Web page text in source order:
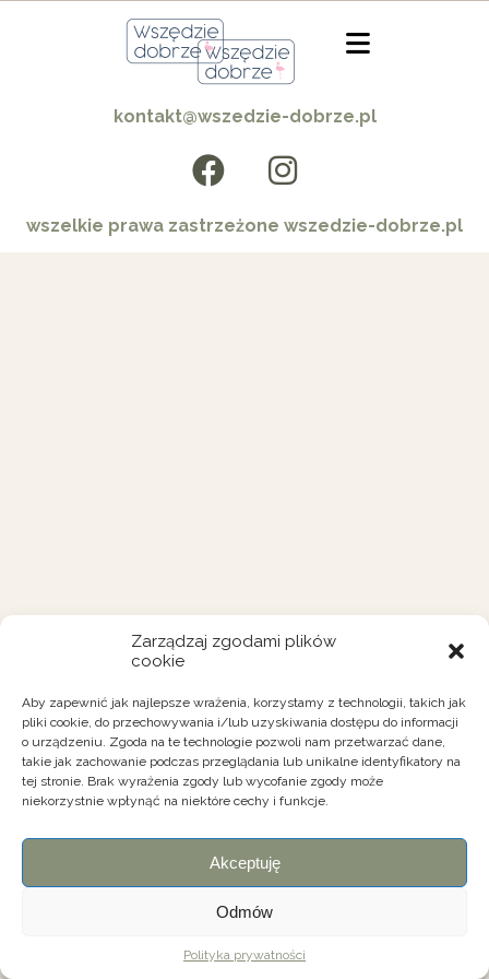
Zarządzaj zgodami plików
cookie
Aby zapewnić jak najlepsze wrażenia, korzystamy z technologii, takich jak
pliki cookie, do przechowywania i/lub uzyskiwania dostępu do informacji
o urządzeniu. Zgoda na te technologie pozwoli nam przetwarzać dane,
takie jak zachowanie podczas przeglądania lub unikalne identyfikatory na
tej stronie. Brak wyrażenia zgody lub wycofanie zgody może
niekorzystnie wpłynąć na niektóre cechy i funkcje.
Akceptuję
Odmów
Polityka prywatności
kontakt@wszedzie-dobrze.pl
wszelkie prawa zastrzeżone wszedzie-dobrze.pl